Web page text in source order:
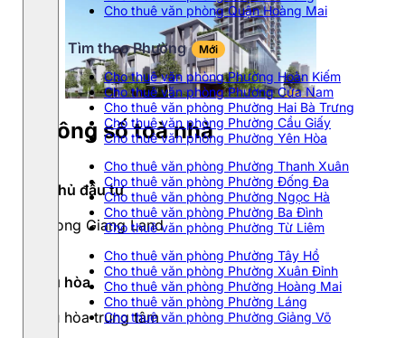
Cho thuê văn phòng Quận Hoàng Mai
Tìm theo Phường Mới
Cho thuê văn phòng Phường Hoàn Kiếm
Cho thuê văn phòng Phường Cửa Nam
Cho thuê văn phòng Phường Hai Bà Trưng
Cho thuê văn phòng Phường Cầu Giấy
Cho thuê văn phòng Phường Yên Hòa
Cho thuê văn phòng Phường Thanh Xuân
Cho thuê văn phòng Phường Đống Đa
Cho thuê văn phòng Phường Ngọc Hà
Cho thuê văn phòng Phường Ba Đình
Cho thuê văn phòng Phường Từ Liêm
Cho thuê văn phòng Phường Tây Hồ
Cho thuê văn phòng Phường Xuân Đỉnh
Cho thuê văn phòng Phường Hoàng Mai
Cho thuê văn phòng Phường Láng
Cho thuê văn phòng Phường Giảng Võ
Thông số toà nhà
Chủ đầu tư
Long Giang Land
Điều hòa
Điều hòa trung tâm